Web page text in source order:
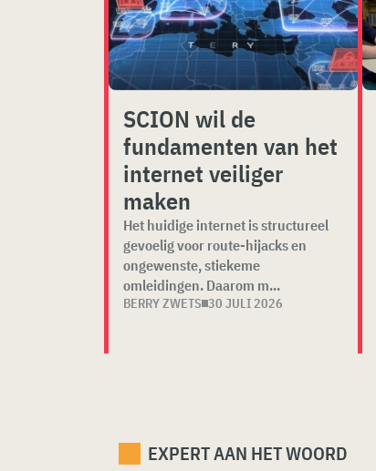
SCION wil de
fundamenten van het
internet veiliger
maken
Het huidige internet is structureel
gevoelig voor route-hijacks en
ongewenste, stiekeme
omleidingen. Daarom m...
BERRY ZWETS 30 JULI 2026
EXPERT AAN HET WOORD